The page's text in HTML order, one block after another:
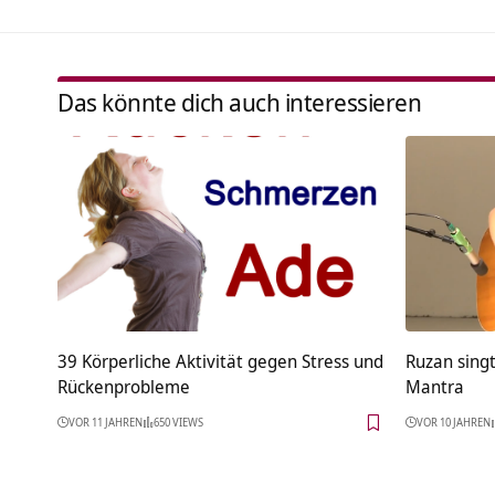
Das könnte dich auch interessieren
39 Körperliche Aktivität gegen Stress und
Rückenprobleme
VOR 11 JAHREN 650 VIEWS
Ruzan
Mantra
VOR 10 JAHREN